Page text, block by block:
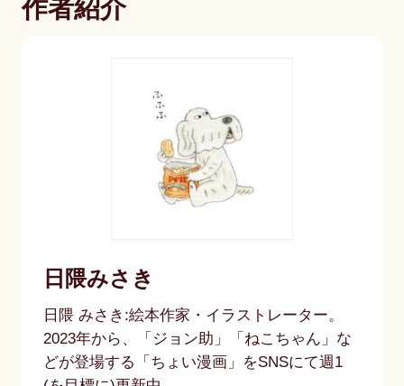
作者紹介
日隈みさき
日隈 みさき:絵本作家・イラストレーター。
2023年から、「ジョン助」「ねこちゃん」な
どが登場する「ちょい漫画」をSNSにて週1